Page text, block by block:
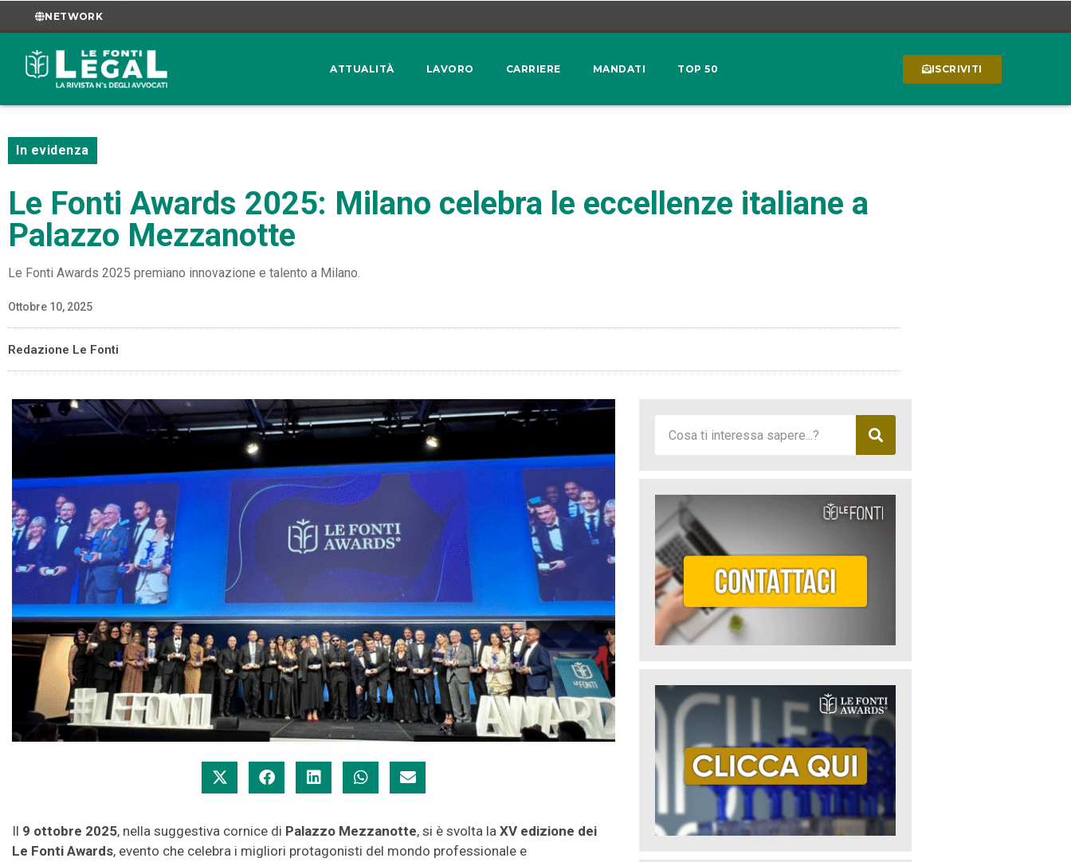
NETWORK
ATTUALITÀ LAVORO CARRIERE MANDATI TOP 50 ISCRIVITI
In evidenza
Le Fonti Awards 2025: Milano celebra le eccellenze italiane a
Palazzo Mezzanotte
Le Fonti Awards 2025 premiano innovazione e talento a Milano.
Ottobre 10, 2025
Redazione Le Fonti
Il 9 ottobre 2025, nella suggestiva cornice di Palazzo Mezzanotte, si è svolta la XV edizione dei
Le Fonti Awards, evento che celebra i migliori protagonisti del mondo professionale e